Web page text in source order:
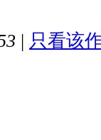
| 只看该